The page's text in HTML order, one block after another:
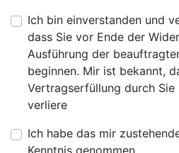
Ich bin einverstanden und
dass Sie vor Ende der
Ausführung der
beginnen. Mir ist bekannt,
Vertragserfüllung durch
verliere
Ich habe das mir
Kenntnis genommen